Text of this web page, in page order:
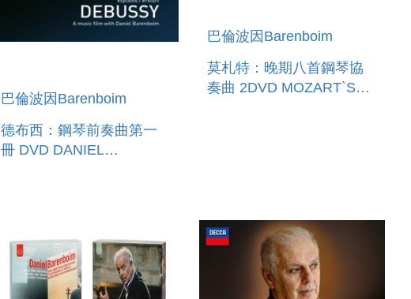
巴倫波因Barenboim
德布西：鋼琴前奏曲第一
冊 DVD DANIEL
巴倫波因Barenboim
莫札特：晚期八首鋼琴協
奏曲 2DVD MOZART`S